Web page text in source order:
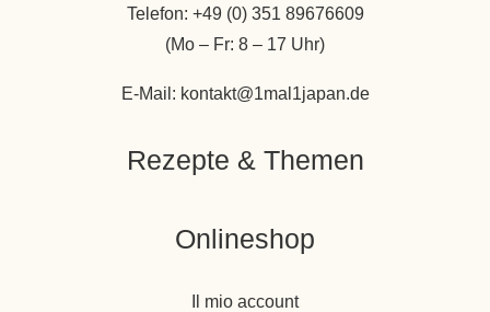
Telefon: +49 (0) 351 89676609
(Mo – Fr: 8 – 17 Uhr)
E-Mail: kontakt@1mal1japan.de
Rezepte & Themen
Onlineshop
Il mio account